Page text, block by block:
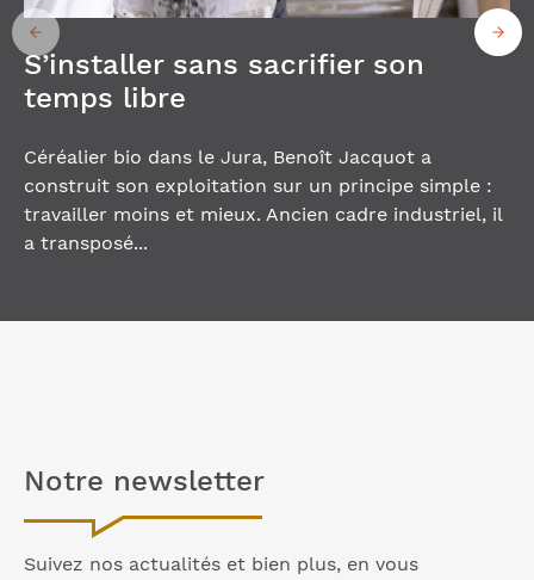
S’installer sans sacrifier son
temps libre
Céréalier bio dans le Jura, Benoît Jacquot a
construit son exploitation sur un principe simple :
travailler moins et mieux. Ancien cadre industriel, il
a transposé...
Notre newsletter
Suivez nos actualités et bien plus, en vous